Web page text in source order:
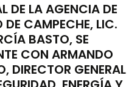
DE LA AGENCIA DE
DE CAMPECHE, LIC.
BASTO, SE
CON ARMANDO
DIRECTOR GENERAL